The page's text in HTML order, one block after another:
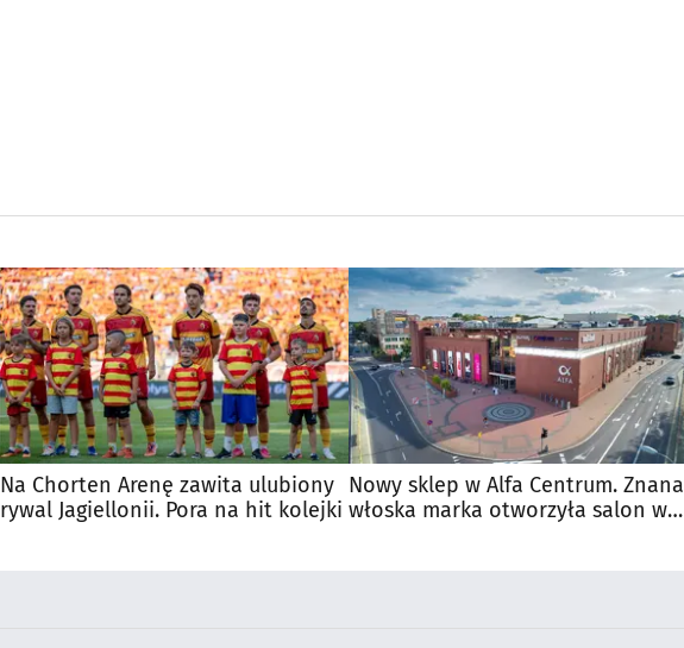
Na Chorten Arenę zawita ulubiony
rywal Jagiellonii. Pora na hit kolejki
Nowy sklep w Alfa Centrum. Znana
włoska marka otworzyła salon w